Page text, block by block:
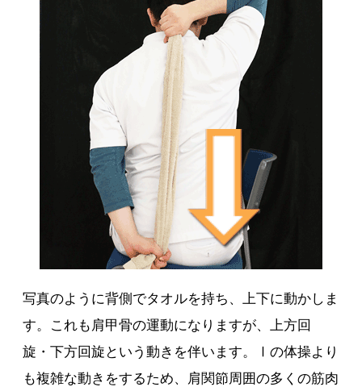
写真のように背側でタオルを持ち、上下に動かしま
す。これも肩甲骨の運動になりますが、上方回
旋・下方回旋という動きを伴います。Ⅰの体操より
も複雑な動きをするため、肩関節周囲の多くの筋肉